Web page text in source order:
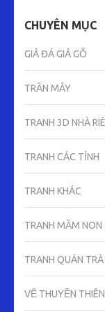
CHUYÊN MỤC
GIẢ ĐÁ GIẢ GỖ
TRẦN MÂY
TRANH 3D NHÀ
TRANH CÁC TỈNH
TRANH KHÁC
TRANH MẦM NON
TRANH QUÁN
VẼ THUYỀN